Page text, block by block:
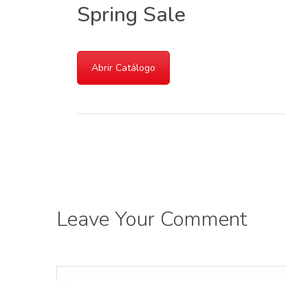
Spring Sale
Abrir Catálogo
Leave Your Comment